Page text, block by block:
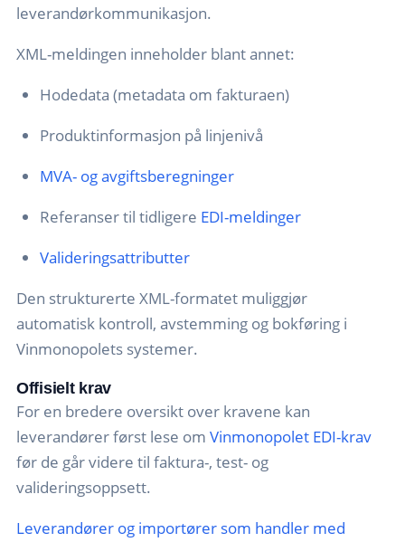
leverandørkommunikasjon.
XML-meldingen inneholder blant annet:
Hodedata (metadata om fakturaen)
Produktinformasjon på linjenivå
MVA- og avgiftsberegninger
Referanser til tidligere EDI-meldinger
Valideringsattributter
Den strukturerte XML-formatet muliggjør
automatisk kontroll, avstemming og bokføring i
Vinmonopolets systemer.
Offisielt krav
For en bredere oversikt over kravene kan
leverandører først lese om Vinmonopolet EDI-krav
før de går videre til faktura-, test- og
valideringsoppsett.
Leverandører og importører som handler med